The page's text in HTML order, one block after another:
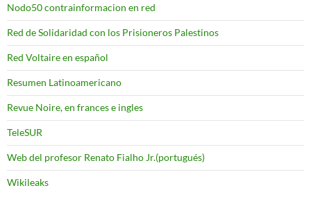
Nodo50 contrainformacion en red
Red de Solidaridad con los Prisioneros Palestinos
Red Voltaire en español
Resumen Latinoamericano
Revue Noire, en frances e ingles
TeleSUR
Web del profesor Renato Fialho Jr.(portugués)
Wikileaks